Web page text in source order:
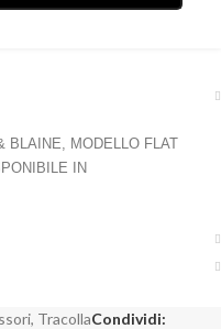
BLAINE, MODELLO FLAT
IN
, TracollaCondividi: